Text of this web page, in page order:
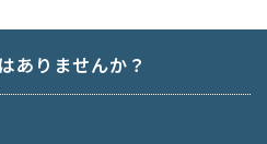
ありませんか？